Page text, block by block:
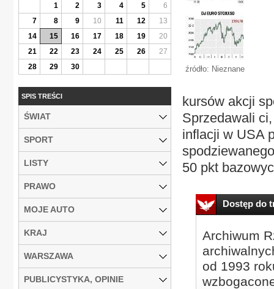
źródło: Nieznane
kursów akcji
Sprzedawali
inflacji w USA
50 pkt
Dostęp do
Archiwum
od 1993
1
2 3 4 5
6
7
8 9 10 11 12
13
14
15 16 17 18 19
20
21
22 23 24 25 26
27
28
29 30
SPIS TREŚCI
ŚWIAT
SPORT
LISTY
PRAWO
MOJE AUTO
KRAJ
WARSZAWA
PUBLICYSTYKA, OPINIE